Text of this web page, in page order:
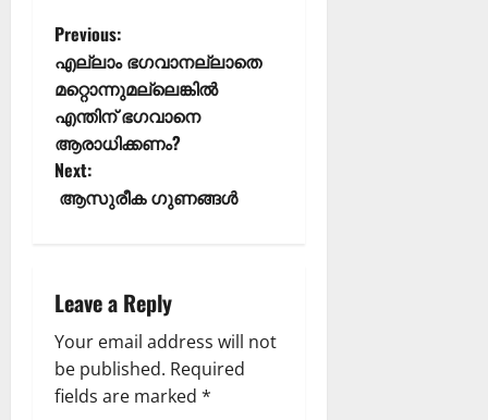
Previous:
എല്ലാം ഭഗവാനല്ലാതെ
മറ്റൊന്നുമല്ലെങ്കിൽ
എന്തിന് ഭഗവാനെ
ആരാധിക്കണം?
Next:
ആസുരീക ഗുണങ്ങൾ
Leave a Reply
Your email address will not
be published. Required
fields are marked *